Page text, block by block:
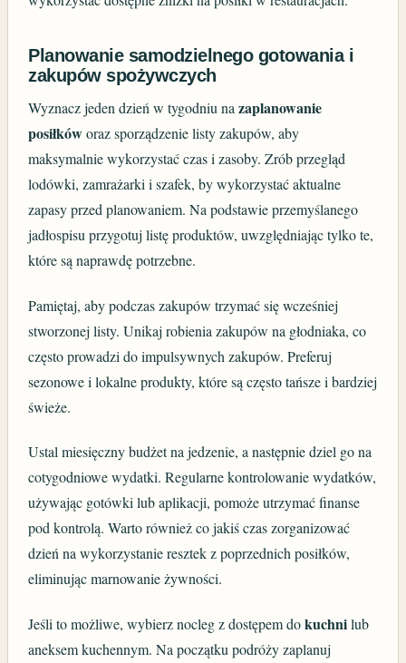
Planowanie samodzielnego gotowania i
zakupów spożywczych
Wyznacz jeden dzień w tygodniu nazaplanowanie
posiłkóworaz sporządzenie listy zakupów, aby
maksymalnie wykorzystać czas i zasoby. Zrób przegląd
lodówki, zamrażarki i szafek, by wykorzystać aktualne
zapasy przed planowaniem. Na podstawie przemyślanego
jadłospisu przygotuj listę produktów, uwzględniając tylko te,
które są naprawdę potrzebne.
Pamiętaj, aby podczas zakupów trzymać się wcześniej
stworzonej listy. Unikaj robienia zakupów na głodniaka, co
często prowadzi do impulsywnych zakupów. Preferuj
sezonowe i lokalne produkty, które są często tańsze i bardziej
świeże.
Ustal miesięczny budżet na jedzenie, a następnie dziel go na
cotygodniowe wydatki. Regularne kontrolowanie wydatków,
używając gotówki lub aplikacji, pomoże utrzymać finanse
pod kontrolą. Warto również co jakiś czas zorganizować
dzień na wykorzystanie resztek z poprzednich posiłków,
eliminując marnowanie żywności.
Jeśli to możliwe, wybierz nocleg z dostępem dokuchnilub
aneksem kuchennym. Na początku podróży zaplanuj